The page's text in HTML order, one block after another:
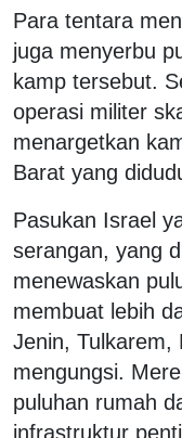
Para tentara
juga menyerbu
kamp tersebut.
operasi militer
menargetkan
Barat yang
Pasukan Israel
serangan, yang
menewaskan
membuat lebih
Jenin, Tulkarem,
mengungsi.
puluhan rumah
infrastruktur